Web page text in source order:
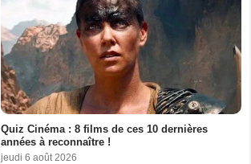
Quiz Cinéma : 8 films de ces 10 dernières
années à reconnaître !
jeudi 6 août 2026